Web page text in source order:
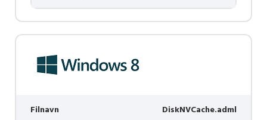
Filnavn DiskNVCache.adml